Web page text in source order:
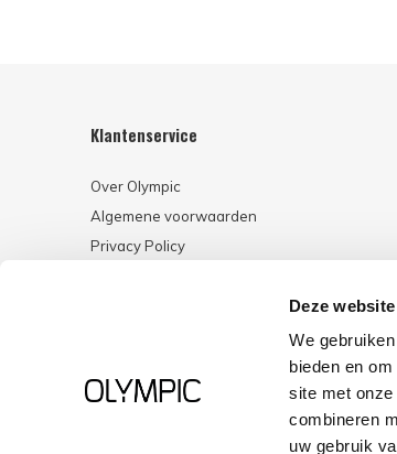
Deze
We
bieden en
site met
combineren
uw gebruik
Klantenservice
Over Olympic
Algemene voorwaarden
Privacy Policy
EMAIL US